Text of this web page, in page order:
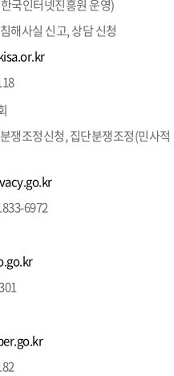
국인터넷진흥원 운영)
해사실 신고, 상담 신청
쟁조정신청, 집단분쟁조정(민사적
6972